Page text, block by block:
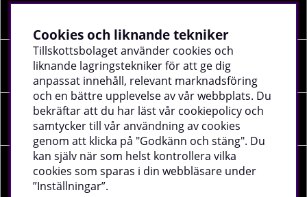
Sociala medier
Företagsuppgifter
Cookies och liknande tekniker
Tillskottsbolaget använder cookies och
liknande lagringstekniker för att ge dig
anpassat innehåll, relevant marknadsföring
och en bättre upplevelse av vår webbplats. Du
bekräftar att du har läst vår cookiepolicy och
samtycker till vår användning av cookies
genom att klicka på "Godkänn och stäng". Du
kan själv när som helst kontrollera vilka
cookies som sparas i din webbläsare under
”Inställningar”.